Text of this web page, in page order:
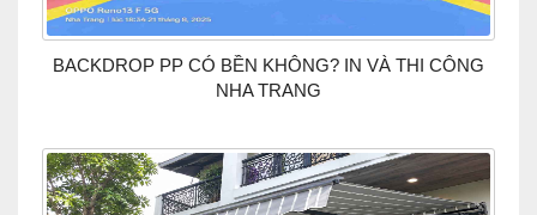
BACKDROP PP CÓ BỀN KHÔNG? IN VÀ THI CÔNG
NHA TRANG